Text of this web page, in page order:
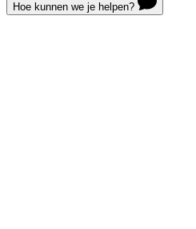
Hoe kunnen we je helpen?